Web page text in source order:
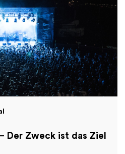
Der Zweck ist das Ziel